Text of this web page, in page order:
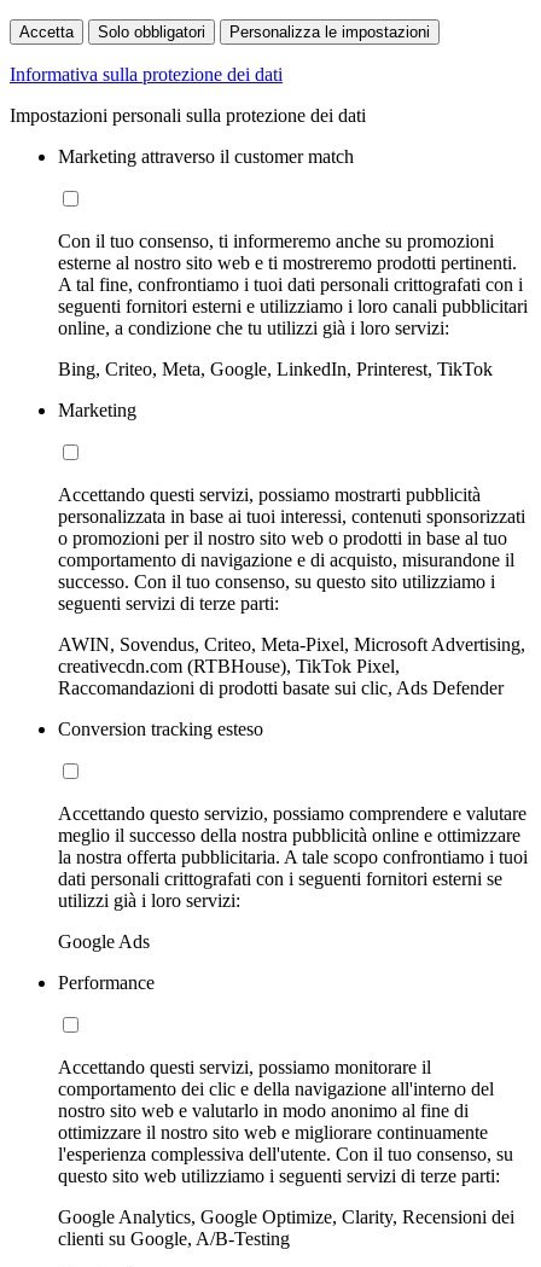
Accetta Solo obbligatori Personalizza le impostazioni
Informativa sulla protezione dei dati
Impostazioni personali sulla protezione dei dati
Marketing attraverso il customer match
Con il tuo consenso, ti informeremo anche su promozioni
esterne al nostro sito web e ti mostreremo prodotti pertinenti.
A tal fine, confrontiamo i tuoi dati personali crittografati con i
seguenti fornitori esterni e utilizziamo i loro canali pubblicitari
online, a condizione che tu utilizzi già i loro servizi:
Bing, Criteo, Meta, Google, LinkedIn, Printerest, TikTok
Marketing
Accettando questi servizi, possiamo mostrarti pubblicità
personalizzata in base ai tuoi interessi, contenuti sponsorizzati
o promozioni per il nostro sito web o prodotti in base al tuo
comportamento di navigazione e di acquisto, misurandone il
successo. Con il tuo consenso, su questo sito utilizziamo i
seguenti servizi di terze parti:
AWIN, Sovendus, Criteo, Meta-Pixel, Microsoft Advertising,
creativecdn.com (RTBHouse), TikTok Pixel,
Raccomandazioni di prodotti basate sui clic, Ads Defender
Conversion tracking esteso
Accettando questo servizio, possiamo comprendere e valutare
meglio il successo della nostra pubblicità online e ottimizzare
la nostra offerta pubblicitaria. A tale scopo confrontiamo i tuoi
dati personali crittografati con i seguenti fornitori esterni se
utilizzi già i loro servizi:
Google Ads
Performance
Accettando questi servizi, possiamo monitorare il
comportamento dei clic e della navigazione all'interno del
nostro sito web e valutarlo in modo anonimo al fine di
ottimizzare il nostro sito web e migliorare continuamente
l'esperienza complessiva dell'utente. Con il tuo consenso, su
questo sito web utilizziamo i seguenti servizi di terze parti:
Google Analytics, Google Optimize, Clarity, Recensioni dei
clienti su Google, A/B-Testing